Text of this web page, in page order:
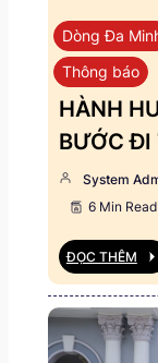
Dòng Đa
Thông báo
HÀNH
BƯỚC ĐI
System
6 Min Read
ĐỌC THÊM